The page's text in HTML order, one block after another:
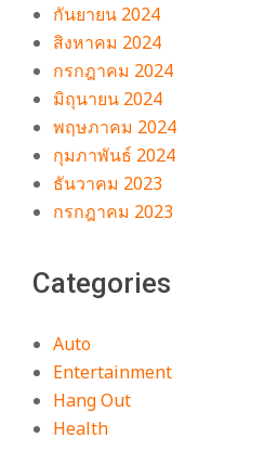
กันยายน 2024
สิงหาคม 2024
กรกฎาคม 2024
มิถุนายน 2024
พฤษภาคม 2024
กุมภาพันธ์ 2024
ธันวาคม 2023
กรกฎาคม 2023
Categories
Auto
Entertainment
Hang Out
Health